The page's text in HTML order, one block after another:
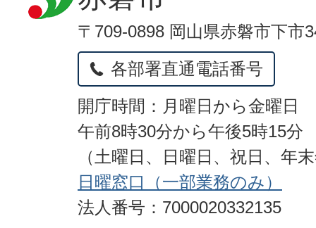
〒709-0898 岡山県赤磐市下市
各部署直通電話番号
開庁時間：月曜日から金曜日
午前8時30分から午後5時15分
（土曜日、日曜日、祝日、年
日曜窓口（一部業務のみ）
法人番号：7000020332135